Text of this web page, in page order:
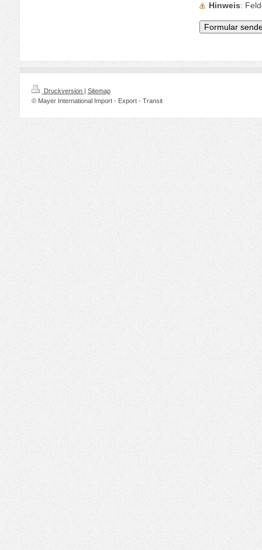
Hinweis :
Druckversion
Sitemap
© Mayer International Import - Export - Transit